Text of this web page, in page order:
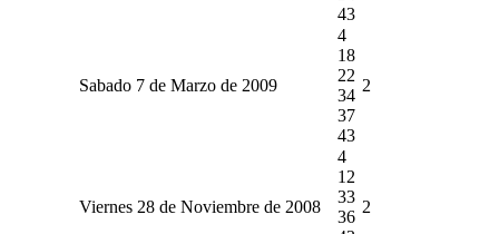
43
Sabado 7 de Marzo de 2009
4
18
22
34
37
43
2
Viernes 28 de Noviembre de 2008
4
12
33
36
2